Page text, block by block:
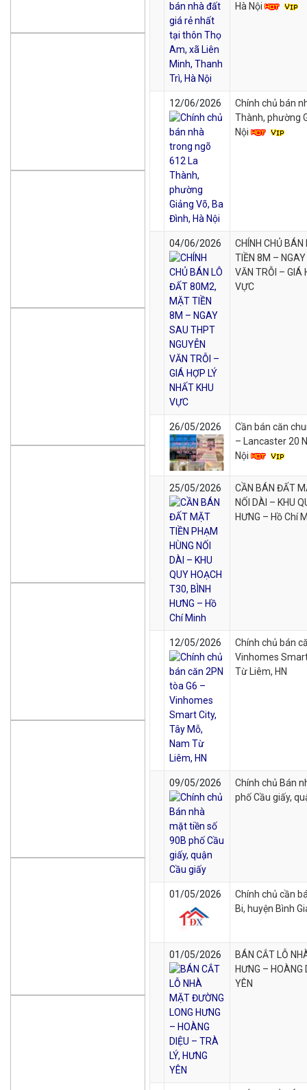
Hà Nội
12/06/2026
Chính chủ bán
Thành, phường
Nội
04/06/2026
CHÍNH CHỦ
TIỀN 8M –
VĂN TRỖI – GIÁ
VỰC
26/05/2026
Cần bán căn
– Lancaster 20
Nội
25/05/2026
CẦN BÁN ĐẤT
NỐI DÀI – KHU
HƯNG – Hồ Chí
12/05/2026
Chính chủ bán
Vinhomes
Từ Liêm, HN
09/05/2026
Chính chủ Bán
phố Cầu giấy,
01/05/2026
Chính chủ cần
Bi, huyện Bình
01/05/2026
BÁN CẮT LỖ
HƯNG – HOÀNG
YÊN